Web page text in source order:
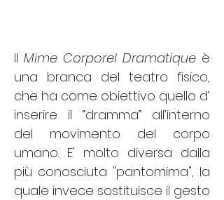
Il Mime Corporel Dramatique è
una branca del teatro fisico,
che ha come obiettivo quello d’
inserire il “dramma” all’interno
del movimento del corpo
umano. E' molto diversa dalla
più conosciuta "pantomima", la
quale invece sostituisce il gesto